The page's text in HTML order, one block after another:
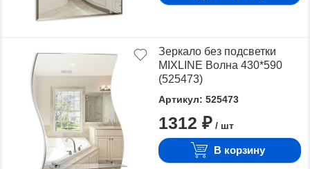
Зеркало без подсветки
MIXLINE Волна 430*590
(525473)
Артикул: 525473
1312 ₽ / шт
В корзину